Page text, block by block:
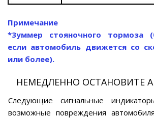
Примечание
*3уммер стояночного тормоза
если автомобиль движется со
или более).
НЕМЕДЛЕННО ОСТАНОВИТЕ
Следующие сигнальные
возможные повреждения